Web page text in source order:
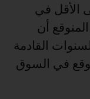
على الأقل في
أن
القادمة
في السوق